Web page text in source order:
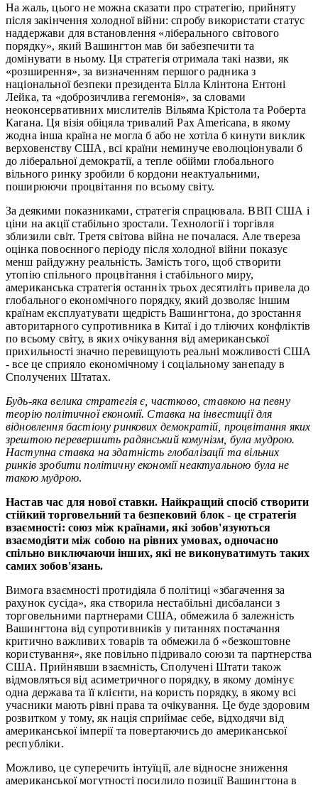
На жаль, цього не можна сказати про стратегію, прийняту
після закінчення холодної війни: спробу використати статус
наддержави для встановлення «ліберального світового
порядку», який Вашингтон мав би забезпечити та
домінувати в ньому. Ця стратегія отримала такі назви, як
«розширення», за визначенням першого радника з
національної безпеки президента Білла Клінтона Ентоні
Лейка, та «доброзичлива гегемонія», за словами
неоконсервативних мислителів Вільяма Крістола та Роберта
Кагана. Ця візія обіцяла тривалий Pax Americana, в якому
жодна інша країна не могла б або не хотіла б кинути виклик
верховенству США, всі країни неминуче еволюціонували б
до ліберальної демократії, а тепле обійми глобального
вільного ринку зробили б кордони неактуальними,
поширюючи процвітання по всьому світу.
За деякими показниками, стратегія спрацювала. ВВП США і
ціни на акції стабільно зростали. Технології і торгівля
зблизили світ. Третя світова війна не почалася. Але твереза
оцінка повоєнного періоду після холодної війни показує
менш райдужну реальність. Замість того, щоб створити
утопію спільного процвітання і стабільного миру,
американська стратегія останніх трьох десятиліть привела до
глобального економічного порядку, який дозволяє іншим
країнам експлуатувати щедрість Вашингтона, до зростання
авторитарного супротивника в Китаї і до тліючих конфліктів
по всьому світу, в яких очікування від американської
прихильності значно перевищують реальні можливості США
- все це сприяло економічному і соціальному занепаду в
Сполучених Штатах.
Будь-яка велика стратегія є, частково, ставкою на певну
теорію політичної економії. Ставка на інвестиції для
відновлення бастіону ринкових демократій, процвітання яких
зрештою перевершить радянський комунізм, була мудрою.
Наступна ставка на здатність глобалізації та вільних
ринків зробити політичну економії неактуальною була не
такою мудрою.
Настав час для нової ставки. Найкращий спосіб створити
стійкий торговельний та безпековий блок - це стратегія
взаємності: союз між країнами, які зобов'язуються
взаємодіяти між собою на рівних умовах, одночасно
спільно виключаючи інших, які не виконуватимуть таких
самих зобов'язань.
Вимога взаємності протидіяла б політиці «збагачення за
рахунок сусіда», яка створила нестабільні дисбаланси з
торговельними партнерами США, обмежила б залежність
Вашингтона від супротивників у питаннях постачання
критично важливих товарів та обмежила б «безкоштовне
користування», яке повільно підривало союзи та партнерства
США. Прийнявши взаємність, Сполучені Штати також
відмовляться від асиметричного порядку, в якому домінує
одна держава та її клієнти, на користь порядку, в якому всі
учасники мають рівні права та очікування. Це буде здоровим
розвитком у тому, як нація сприймає себе, відходячи від
американської імперії та повертаючись до американської
республіки.
Можливо, це суперечить інтуїції, але відносне зниження
американської могутності посилило позиції Вашингтона в